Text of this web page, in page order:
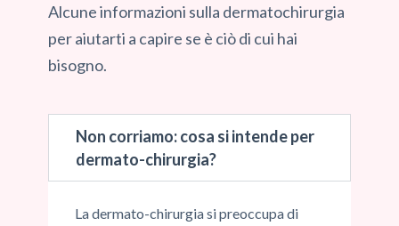
Alcune informazioni sulla dermatochirurgia
per aiutarti a capire se è ciò di cui hai
bisogno.
Non corriamo: cosa si intende per
dermato-chirurgia?
La dermato-chirurgia si preoccupa di